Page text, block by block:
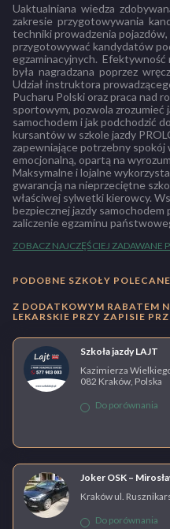
Uaktualniana wiedza
zakresie przygotowywania
techniki prowadzenia
przygotowywać kandydatów
egzaminacyjnych.
była nagradzana poprzez
Udział instruktora
Pucharu Polski oraz praca nad
sportowym, pozwola zrozumieć
samochodem i jak podchodzić
kursantów w szkole jazdy
zapewniające potrzebny spokój
emocjonalną, opartą na
Maksymalne i lojalne
gwarancją na nieprzeciętne
właściwej sylwetki kierowcy.
bezpiecznej jazdy samochodem
zaliczenie egzaminu
ZOBACZ NAJCZĘŚCIEJ ZADAWANE
PODOBNE SZKOŁY
Z DODATKOWYM RABATEM
LEKARSKIE PRZY ZAPISIE
Szkoła jazdy LAJT
Kazimierza
082 Kraków, Polska
Do porównania
Joker OSK –
Kraków ul.
Do porównania